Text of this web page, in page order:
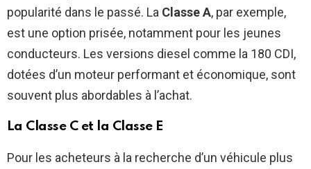
popularité dans le passé. La Classe A, par exemple,
est une option prisée, notamment pour les jeunes
conducteurs. Les versions diesel comme la 180 CDI,
dotées d’un moteur performant et économique, sont
souvent plus abordables à l’achat.
La Classe C et la Classe E
Pour les acheteurs à la recherche d’un véhicule plus